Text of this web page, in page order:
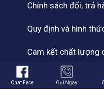
Chính sách đổi, trả
Quy định và hình
Cam kết chất lượng
Giới thiệu về Hali
Chat Face Gọi Ngay